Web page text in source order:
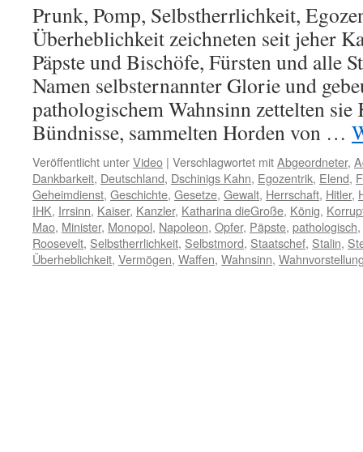
Prunk, Pomp, Selbstherrlichkeit,
Überheblichkeit zeichneten seit jeher
Päpste und Bischöfe, Fürsten und alle
Namen selbsternannter Glorie und
pathologischem Wahnsinn zettelten sie
Bündnisse, sammelten Horden von …
Veröffentlicht unterVideo | Verschlagwortet mitAbgeordneter,
Dankbarkeit, Deutschland, Dschinigs Kahn, Egozentrik, Elend,
Geheimdienst, Geschichte, Gesetze, Gewalt, Herrschaft, Hitler,
IHK, Irrsinn, Kaiser, Kanzler, Katharina dieGroße, König,
Mao, Minister, Monopol, Napoleon, Opfer, Päpste, pathologisch,
Roosevelt, Selbstherrlichkeit, Selbstmord, Staatschef, Stalin,
Überheblichkeit, Vermögen, Waffen, Wahnsinn,